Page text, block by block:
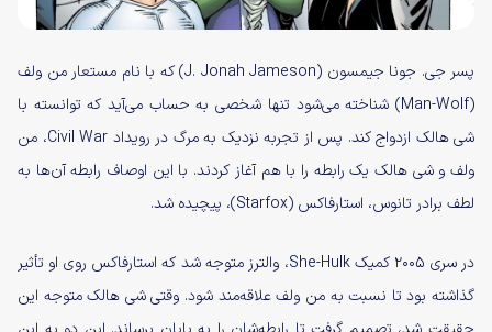
پسر جی. جونا جیمسون (J. Jonah Jameson) که با نام مستعار من ولف
(Man-Wolf) شناخته می‌شود تنها شخصی به حساب می‌آید که توانسته با
شی هالک ازدواج کند. پس از تجربه نزدیک به مرگ در رویداد Civil War، من
ولف و شی هالک یک رابطه را با هم آغاز کردند. با این اوصاف رابطه آن‌ها به
لطف برادر تانوس، استارفاکس (Starfox)، پیچیده شد.
در سری ۲۰۰۵ کمیک She-Hulk، والترز متوجه شد که استارفاکس روی او تأثیر
گذاشته بود تا نسبت به من ولف علاقه‌مند شود. وقتی شی هالک متوجه این